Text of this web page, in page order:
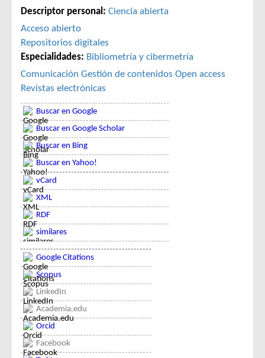
Descriptor personal: Ciencia abierta
Acceso abierto
Repositorios digitales
Especialidades: Bibliometría y cibermetría
Comunicación Gestión de contenidos Open access
Revistas electrónicas
Buscar en Google
Buscar en Google Scholar
Buscar en Bing
Buscar en Yahoo!
vCard
XML
RDF
similares
Google Citations
Scopus
LinkedIn
Academia.edu
Orcid
Facebook